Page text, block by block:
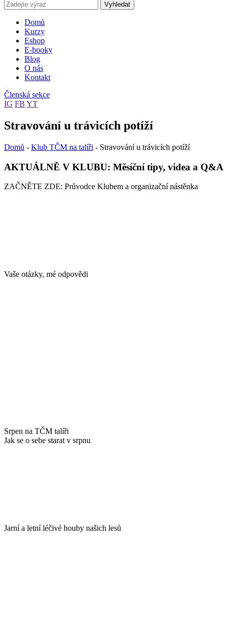
Vyhledat
Domů
Kurzy
Eshop
E-booky
Blog
O nás
Kontakt
Členská sekce
IG FB YT
Stravování u trávicích potíží
Domů - Klub TČM na talíři - Stravování u trávicích potíží
AKTUÁLNĚ V KLUBU: Měsíční tipy, videa a Q&A
ZAČNĚTE ZDE: Průvodce Klubem a organizační nástěnka
Vaše otázky, mé odpovědi
Srpen na TČM talíři
Jak se o sebe starat v srpnu
Jarní a letní léčivé houby našich lesů